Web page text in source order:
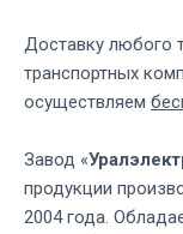
Доставку любого
транспортных
осуществляем
Завод «
продукции
2004 года.